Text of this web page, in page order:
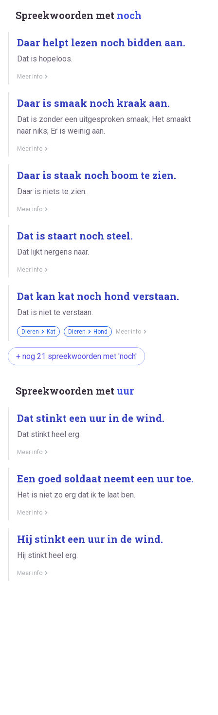
Spreekwoorden met noch
Daar helpt lezen noch bidden aan.
Dat is hopeloos.
Meer info
Daar is smaak noch kraak aan.
Dat is zonder een uitgesproken smaak; Het smaakt
naar niks; Er is weinig aan.
Meer info
Daar is staak noch boom te zien.
Daar is niets te zien.
Meer info
Dat is staart noch steel.
Dat lijkt nergens naar.
Meer info
Dat kan kat noch hond verstaan.
Dat is niet te verstaan.
Dieren Kat Dieren Hond Meer info
+ nog 21 spreekwoorden met 'noch'
Spreekwoorden met uur
Dat stinkt een uur in de wind.
Dat stinkt heel erg.
Meer info
Een goed soldaat neemt een uur toe.
Het is niet zo erg dat ik te laat ben.
Meer info
Hij stinkt een uur in de wind.
Hij stinkt heel erg.
Meer info